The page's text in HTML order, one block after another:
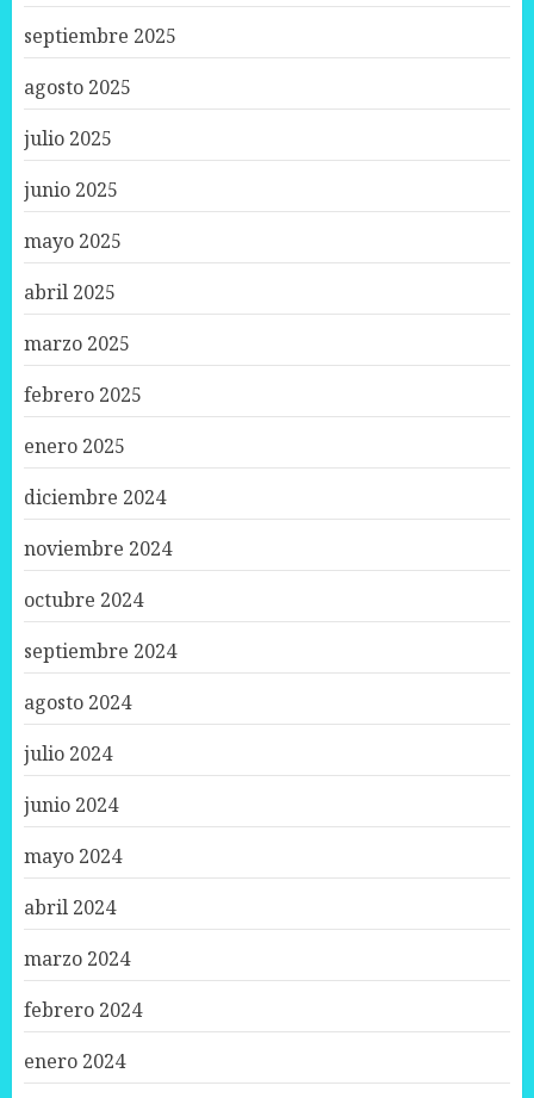
septiembre 2025
agosto 2025
julio 2025
junio 2025
mayo 2025
abril 2025
marzo 2025
febrero 2025
enero 2025
diciembre 2024
noviembre 2024
octubre 2024
septiembre 2024
agosto 2024
julio 2024
junio 2024
mayo 2024
abril 2024
marzo 2024
febrero 2024
enero 2024